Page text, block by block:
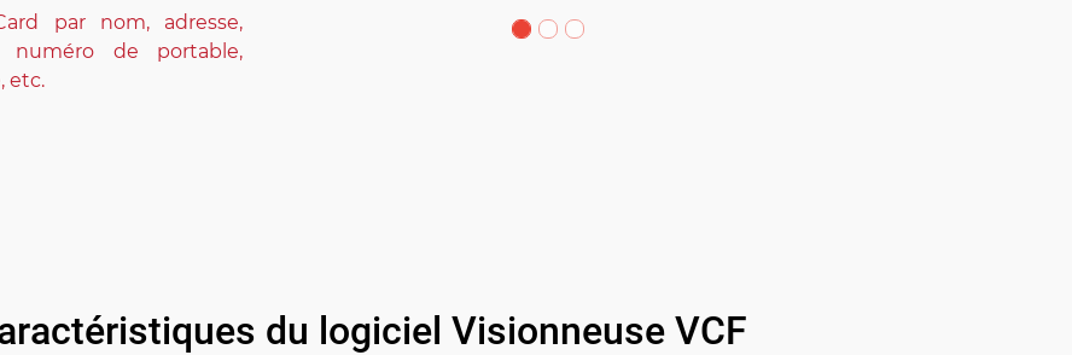
par nom, adresse,
numéro de portable,
etc.
du logiciel Visionneuse VCF